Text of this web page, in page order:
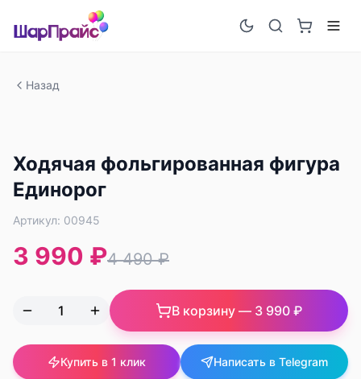
Назад
Ходячая фольгированная фигура
Единорог
Артикул: 00945
3 990 ₽4 490 ₽
В корзину — 3 990 ₽
Купить в 1 клик Написать в Telegram